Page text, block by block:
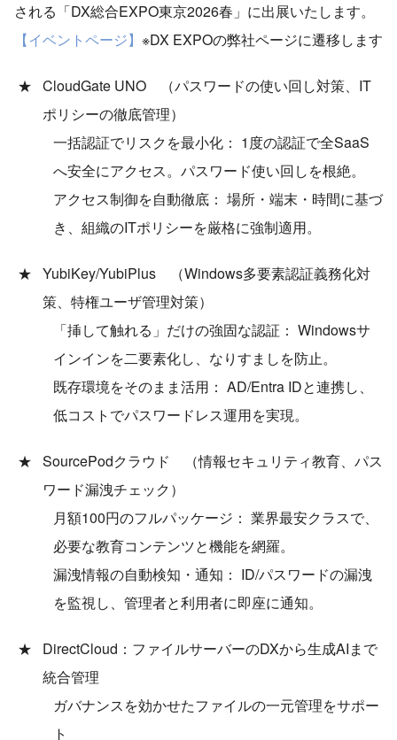
される「DX総合EXPO東京2026春」に出展いたします。
【イベントページ】 ※DX EXPOの弊社ページに遷移します
CloudGate UNO （パスワードの使い回し対策、IT
ポリシーの徹底管理）
一括認証でリスクを最小化： 1度の認証で全SaaS
へ安全にアクセス。パスワード使い回しを根絶。
アクセス制御を自動徹底： 場所・端末・時間に基づ
き、組織のITポリシーを厳格に強制適用。
YubiKey/YubiPlus （Windows多要素認証義務化対
策、特権ユーザ管理対策）
「挿して触れる」だけの強固な認証： Windowsサ
インインを二要素化し、なりすましを防止。
既存環境をそのまま活用： AD/Entra IDと連携し、
低コストでパスワードレス運用を実現。
SourcePodクラウド （情報セキュリティ教育、パス
ワード漏洩チェック）
月額100円のフルパッケージ： 業界最安クラスで、
必要な教育コンテンツと機能を網羅。
漏洩情報の自動検知・通知： ID/パスワードの漏洩
を監視し、管理者と利用者に即座に通知。
DirectCloud：ファイルサーバーのDXから生成AIまで
統合管理
ガバナンスを効かせたファイルの一元管理をサポー
ト